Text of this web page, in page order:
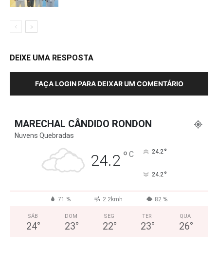
DEIXE UMA RESPOSTA
FAÇA LOGIN PARA DEIXAR UM COMENTÁRIO
MARECHAL CÂNDIDO RONDON
Nuvens Quebradas
24.2 ° C 24.2°
24.2°
71 % 2.2kmh 82 %
SÁB
24°
DOM
23°
SEG
22°
TER
23°
QUA
26°